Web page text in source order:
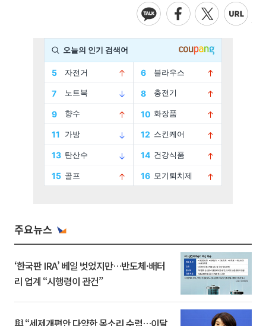
주요뉴스
‘한국판 IRA’ 베일 벗었지만…반도체·배터
리 업계 “시행령이 관건”